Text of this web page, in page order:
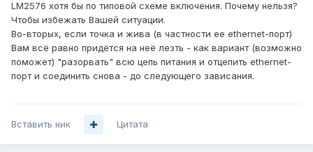
LM2576 хотя бы по типовой схеме включения. Почему нельзя?
Чтобы избежать Вашей ситуации.
Во-вторых, если точка и жива (в частности ее ethernet-порт)
Вам всё равно придётся на неё лезть - как вариант (возможно
поможет) "разорвать" всю цепь питания и отцепить ethernet-
порт и соединить снова - до следующего зависания.
Вставить ник Цитата